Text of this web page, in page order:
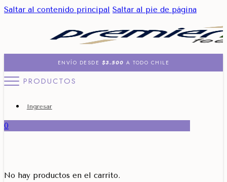
Saltar al contenido principal Saltar al pie de página
ENVÍO DESDE $3.500 A TODO CHILE
PRODUCTOS
Ingresar
0
No hay productos en el carrito.